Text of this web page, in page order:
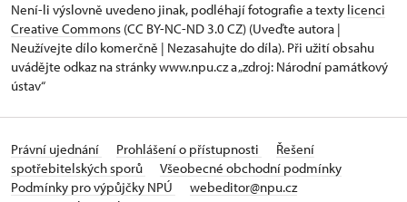
Není-li výslovně uvedeno jinak, podléhají fotografie a texty licenci
Creative Commons (CC BY-NC-ND 3.0 CZ) (Uveďte autora |
Neužívejte dílo komerčně | Nezasahujte do díla). Při užití obsahu
uvádějte odkaz na stránky www.npu.cz a „zdroj: Národní památkový
ústav“
Právní ujednání Prohlášení o přístupnosti
Řešení
spotřebitelských sporů
Všeobecné obchodní podmínky
Podmínky pro výpůjčky NPÚ
webeditor@npu.cz